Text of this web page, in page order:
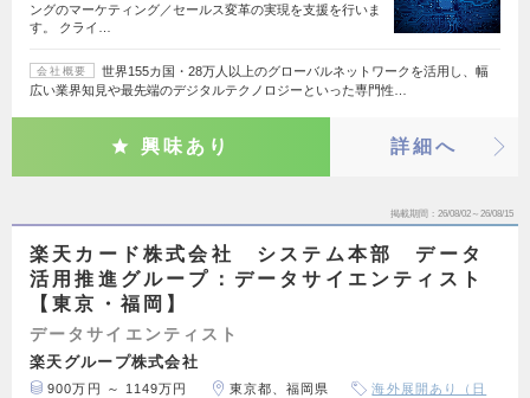
ングのマーケティング／セールス変革の実現を支援を行いま
す。​ クライ…
会社概要
世界155カ国・28万人以上のグローバルネットワークを活用し、幅
広い業界知見や最先端のデジタルテクノロジーといった専門性…
興味あり 詳細へ
掲載期間 26/08/02～26/08/15
楽天カード株式会社 システム本部 データ
活用推進グループ：データサイエンティスト
【東京・福岡】
データサイエンティスト
楽天グループ株式会社
900万円 ～ 1149万円 東京都、福岡県
海外展開あり（日